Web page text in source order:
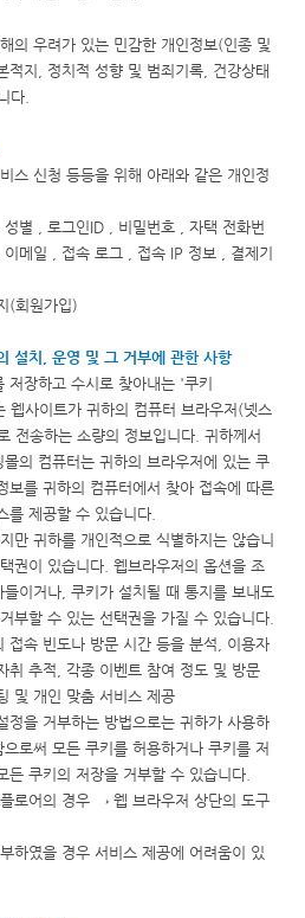
의 우려가 있는 민감한 개인정보(인종 및
적지, 정치적 성향 및 범죄기록, 건강상태
다.
스 신청 등등을 위해 아래와 같은 개인정
별 , 로그인ID , 비밀번호 , 자택 전화번
메일 , 접속 로그 , 접속 IP 정보 , 결제기
(회원가입)
설치, 운영 및 그 거부에 관한 사항
장하고 수시로 찾아내는 '쿠키
사이트가 귀하의 컴퓨터 브라우저(넷스
전송하는 소량의 정보입니다. 귀하께서
의 컴퓨터는 귀하의 브라우저에 있는 쿠
보를 귀하의 컴퓨터에서 찾아 접속에 따른
를 제공할 수 있습니다.
만 귀하를 개인적으로 식별하지는 않습니
권이 있습니다. 웹브라우저의 옵션을 조
이거나, 쿠키가 설치될 때 통지를 보내도
부할 수 있는 선택권을 가질 수 있습니다.
접속 빈도나 방문 시간 등을 분석, 이용자
취 추적, 각종 이벤트 참여 정도 및 방문
및 개인 맞춤 서비스 제공
을 거부하는 방법으로는 귀하가 사용하
로써 모든 쿠키를 허용하거나 쿠키를 저
든 쿠키의 저장을 거부할 수 있습니다.
로어의 경우 → 웹 브라우저 상단의 도구
하였을 경우 서비스 제공에 어려움이 있